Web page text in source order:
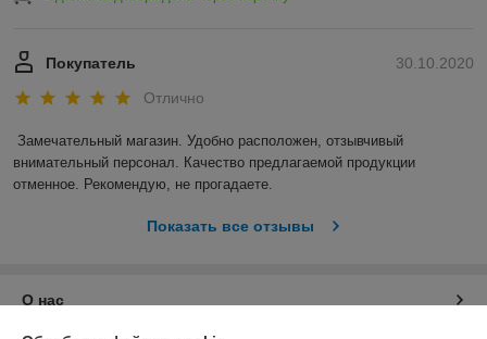
30.10.2020
Покупатель
Отлично
Замечательный магазин. Удобно расположен, отзывчивый
внимательный персонал. Качество предлагаемой продукции
отменное. Рекомендую, не прогадаете.
Показать все отзывы
О нас